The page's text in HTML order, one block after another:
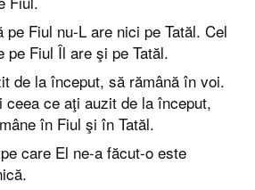
pe Fiul nu-L are nici pe Tatăl. Cel
Fiul Îl are şi pe Tatăl.
de la început, să rămână în voi.
ceea ce aţi auzit de la început,
în Fiul şi în Tatăl.
care El ne-a făcut-o este